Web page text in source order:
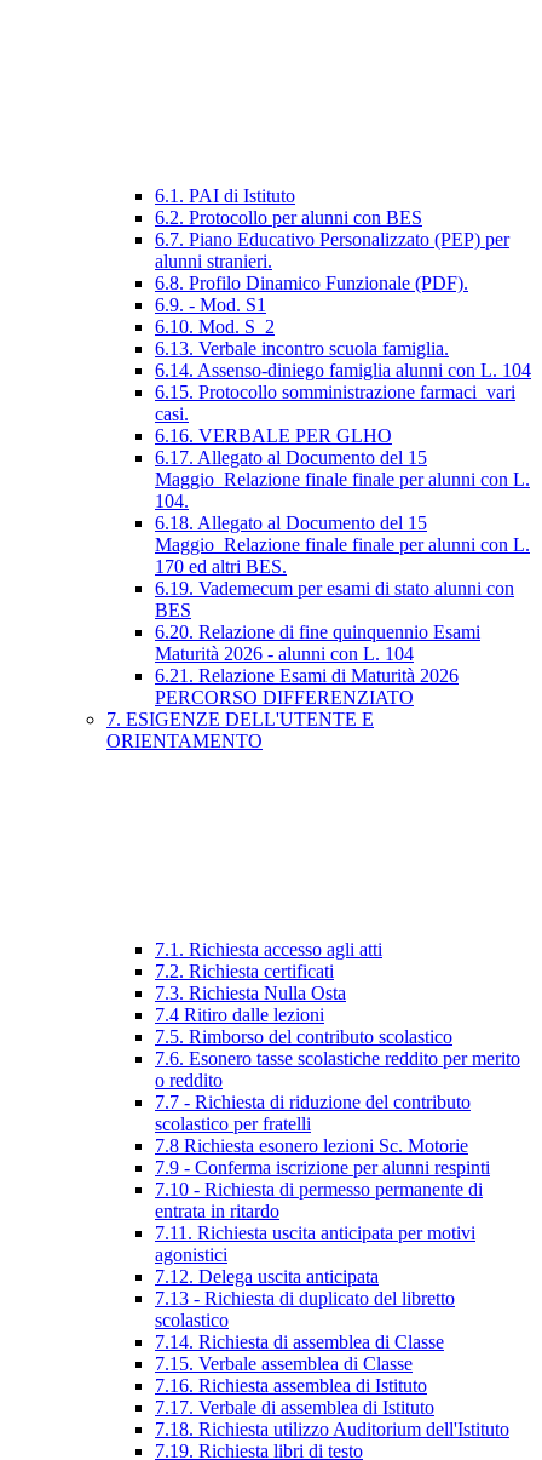
6.1. PAI di Istituto
6.2. Protocollo per alunni con BES
6.7. Piano Educativo Personalizzato (PEP) per
alunni stranieri.
6.8. Profilo Dinamico Funzionale (PDF).
6.9. - Mod. S1
6.10. Mod. S_2
6.13. Verbale incontro scuola famiglia.
6.14. Assenso-diniego famiglia alunni con L. 104
6.15. Protocollo somministrazione farmaci_vari
casi.
6.16. VERBALE PER GLHO
6.17. Allegato al Documento del 15
Maggio_Relazione finale finale per alunni con L.
104.
6.18. Allegato al Documento del 15
Maggio_Relazione finale finale per alunni con L.
170 ed altri BES.
6.19. Vademecum per esami di stato alunni con
BES
6.20. Relazione di fine quinquennio Esami
Maturità 2026 - alunni con L. 104
6.21. Relazione Esami di Maturità 2026
PERCORSO DIFFERENZIATO
7. ESIGENZE DELL'UTENTE E
ORIENTAMENTO
7.1. Richiesta accesso agli atti
7.2. Richiesta certificati
7.3. Richiesta Nulla Osta
7.4 Ritiro dalle lezioni
7.5. Rimborso del contributo scolastico
7.6. Esonero tasse scolastiche reddito per merito
o reddito
7.7 - Richiesta di riduzione del contributo
scolastico per fratelli
7.8 Richiesta esonero lezioni Sc. Motorie
7.9 - Conferma iscrizione per alunni respinti
7.10 - Richiesta di permesso permanente di
entrata in ritardo
7.11. Richiesta uscita anticipata per motivi
agonistici
7.12. Delega uscita anticipata
7.13 - Richiesta di duplicato del libretto
scolastico
7.14. Richiesta di assemblea di Classe
7.15. Verbale assemblea di Classe
7.16. Richiesta assemblea di Istituto
7.17. Verbale di assemblea di Istituto
7.18. Richiesta utilizzo Auditorium dell'Istituto
7.19. Richiesta libri di testo